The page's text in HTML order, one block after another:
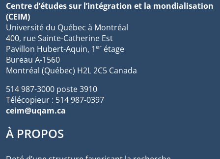
Centre d’études sur l’intégration et la mondialisation
(CEIM)
Université du Québec à Montréal
400, rue Sainte-Catherine Est
Pavillon Hubert-Aquin, 1er étage
Bureau A-1560
Montréal (Québec) H2L 2C5 Canada
514 987-3000 poste 3910
Télécopieur : 514 987-0397
ceim@uqam.ca
À PROPOS